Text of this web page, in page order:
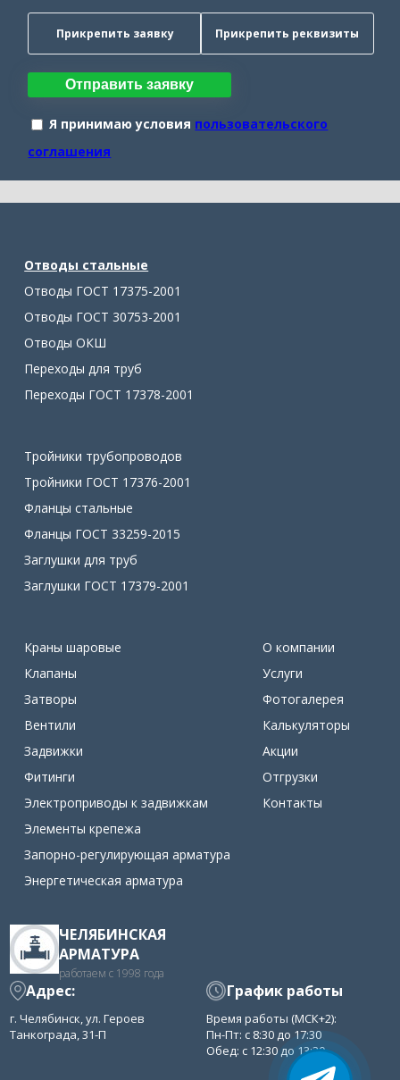
Прикрепить заявку Прикрепить реквизиты
Отправить заявку
Я принимаю условия пользовательского
соглашения
Отводы стальные
Отводы ГОСТ 17375-2001
Отводы ГОСТ 30753-2001
Отводы ОКШ
Переходы для труб
Переходы ГОСТ 17378-2001
Тройники трубопроводов
Тройники ГОСТ 17376-2001
Фланцы стальные
Фланцы ГОСТ 33259-2015
Заглушки для труб
Заглушки ГОСТ 17379-2001
Краны шаровые
Клапаны
Затворы
Вентили
Задвижки
Фитинги
Электроприводы к задвижкам
Элементы крепежа
Запорно-регулирующая арматура
Энергетическая арматура
О компании
Услуги
Фотогалерея
Калькуляторы
Акции
Отгрузки
Контакты
ЧЕЛЯБИНСКАЯ
АРМАТУРА
работаем с 1998 года
Адрес:
г. Челябинск, ул. Героев
Танкограда, 31-П
График работы
Время работы (МСК+2):
Пн-Пт: с 8:30 до 17:30
Обед: с 12:30 до 13:30